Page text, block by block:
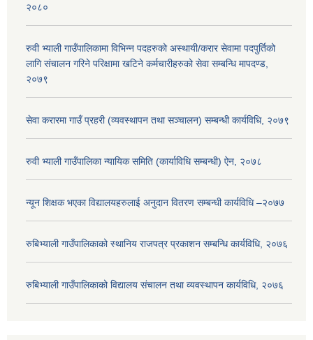
२०८०
रुवी भ्याली गाउँपालिकामा विभिन्न पदहरुको अस्थायी/करार सेवामा पदपुर्तिको
लागि संचालन गरिने परिक्षामा खटिने कर्मचारीहरुको सेवा सम्बन्धि मापदण्ड,
२०७९
सेवा करारमा गाउँ प्रहरी (व्यवस्थापन तथा सञ्चालन) सम्बन्धी कार्यविधि, २०७९
रुवी भ्याली गाउँपालिका न्यायिक समिति (कार्याविधि सम्बन्धी) ऐन, २०७८
न्यून शिक्षक भएका ‍विद्यालयहरुलाई अनुदान वितरण सम्बन्धी कार्यविधि –२०७७
रुबिभ्याली गाउँपालिकाको स्थानिय राजपत्र प्रकाशन सम्बन्धि कार्यविधि, २०७६
रुबिभ्याली गाउँपालिकाको विद्यालय संचालन तथा व्यवस्थापन कार्यविधि, २०७६